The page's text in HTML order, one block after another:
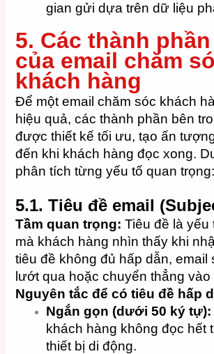
gian gửi dựa trên dữ liệu
5. Các thành
của email chăm
khách hàng
Để một email chăm sóc khách
hiệu quả, các thành phần bên
được thiết kế tối ưu, tạo ấn
đến khi khách hàng đọc xong.
phân tích từng yếu tố quan trọng:
5.1. Tiêu đề email
Tầm quan trọng:Tiêu đề là yếu
mà khách hàng nhìn thấy khi
tiêu đề không đủ hấp dẫn, email
lướt qua hoặc chuyển thẳng vào
Nguyên tắc để có tiêu đề hấp
Ngắn gọn (dưới 50 ký tự):
khách hàng không đọc hết
thiết bị di động.